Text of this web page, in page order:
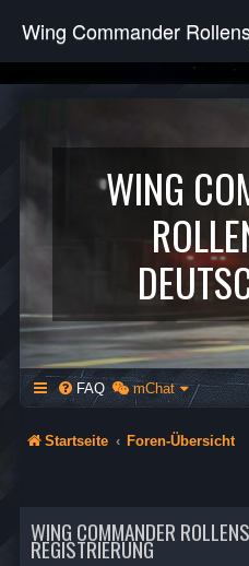
Wing Commander
WING
FAQ mChat
Startseite Foren-Übersicht
WING COMMANDER
REGISTRIERUNG